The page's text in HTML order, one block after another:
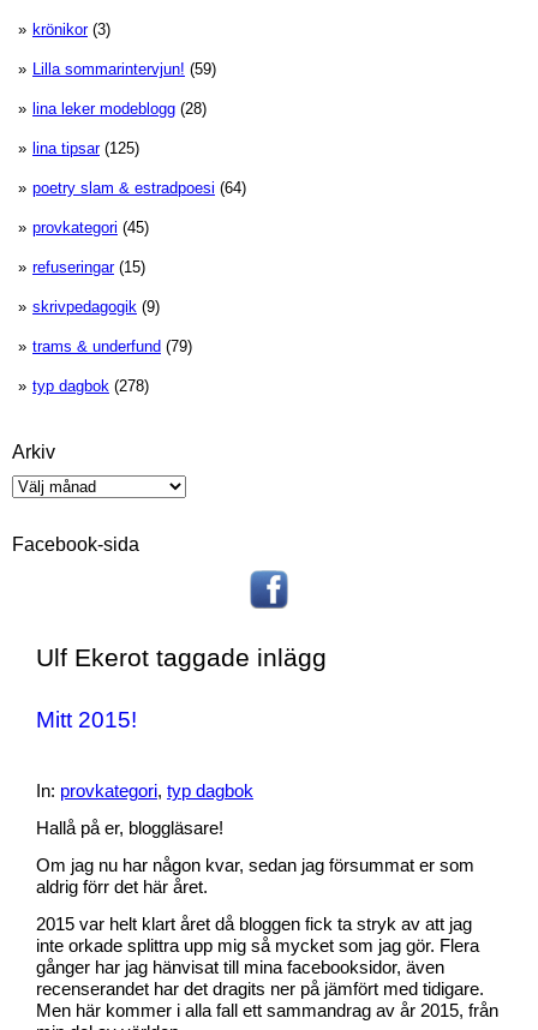
krönikor(3)
Lilla sommarintervjun! (59)
lina leker modeblogg (28)
lina tipsar(125)
poetry slam & estradpoesi (64)
provkategori (45)
refuseringar(15)
skrivpedagogik (9)
trams & underfund (79)
typ dagbok (278)
Arkiv
Arkiv
Facebook-sida
Ulf Ekerot taggade inlägg
Mitt 2015!
In: provkategori, typ dagbok
Hallå på er, bloggläsare!
Om jag nu har någon kvar, sedan jag försummat er som
aldrig förr det här året.
2015 var helt klart året då bloggen fick ta stryk av att jag
inte orkade splittra upp mig så mycket som jag gör. Flera
gånger har jag hänvisat till mina facebooksidor, även
recenserandet har det dragits ner på jämfört med tidigare.
Men här kommer i alla fall ett sammandrag av år 2015, från